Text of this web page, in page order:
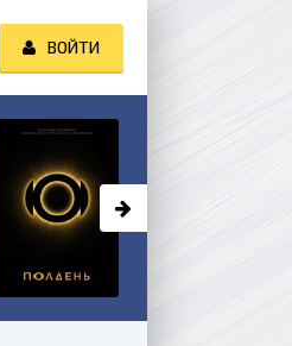
ВОЙТИ